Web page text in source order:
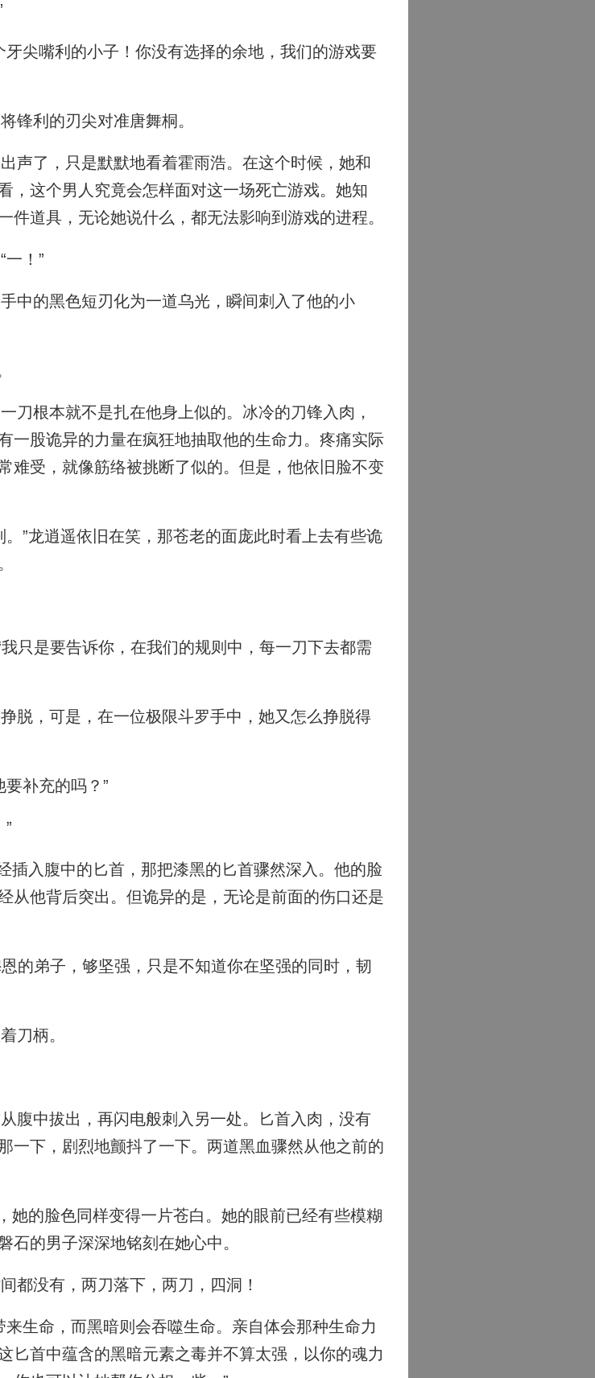
尖嘴利的小子！你没有选择的余地，我们的游戏要
锋利的刃尖对准唐舞桐。
声了，只是默默地看着霍雨浩。在这个时候，她和
，这个男人究竟会怎样面对这一场死亡游戏。她知
道具，无论她说什么，都无法影响到游戏的进程。
！”
中的黑色短刃化为一道乌光，瞬间刺入了他的小
根本就不是扎在他身上似的。冰冷的刀锋入肉，
一股诡异的力量在疯狂地抽取他的生命力。疼痛实际
难受，就像筋络被挑断了似的。但是，他依旧脸不变
”龙逍遥依旧在笑，那苍老的面庞此时看上去有些诡
只是要告诉你，在我们的规则中，每一刀下去都需
脱，可是，在一位极限斗罗手中，她又怎么挣脱得
补充的吗？”
入腹中的匕首，那把漆黑的匕首骤然深入。他的脸
从他背后突出。但诡异的是，无论是前面的伤口还是
的弟子，够坚强，只是不知道你在坚强的同时，韧
刀柄。
腹中拔出，再闪电般刺入另一处。匕首入肉，没有
一下，剧烈地颤抖了一下。两道黑血骤然从他之前的
的脸色同样变得一片苍白。她的眼前已经有些模糊
石的男子深深地铭刻在她心中。
没有，两刀落下，两刀，四洞！
生命，而黑暗则会吞噬生命。亲自体会那种生命力
匕首中蕴含的黑暗元素之毒并不算太强，以你的魂力